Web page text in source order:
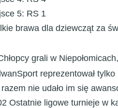
5: RS 1
brawa dla dziewcząt za
grali w
reprezentował
nie udało im się
Ostatnie ligowe turnieje w